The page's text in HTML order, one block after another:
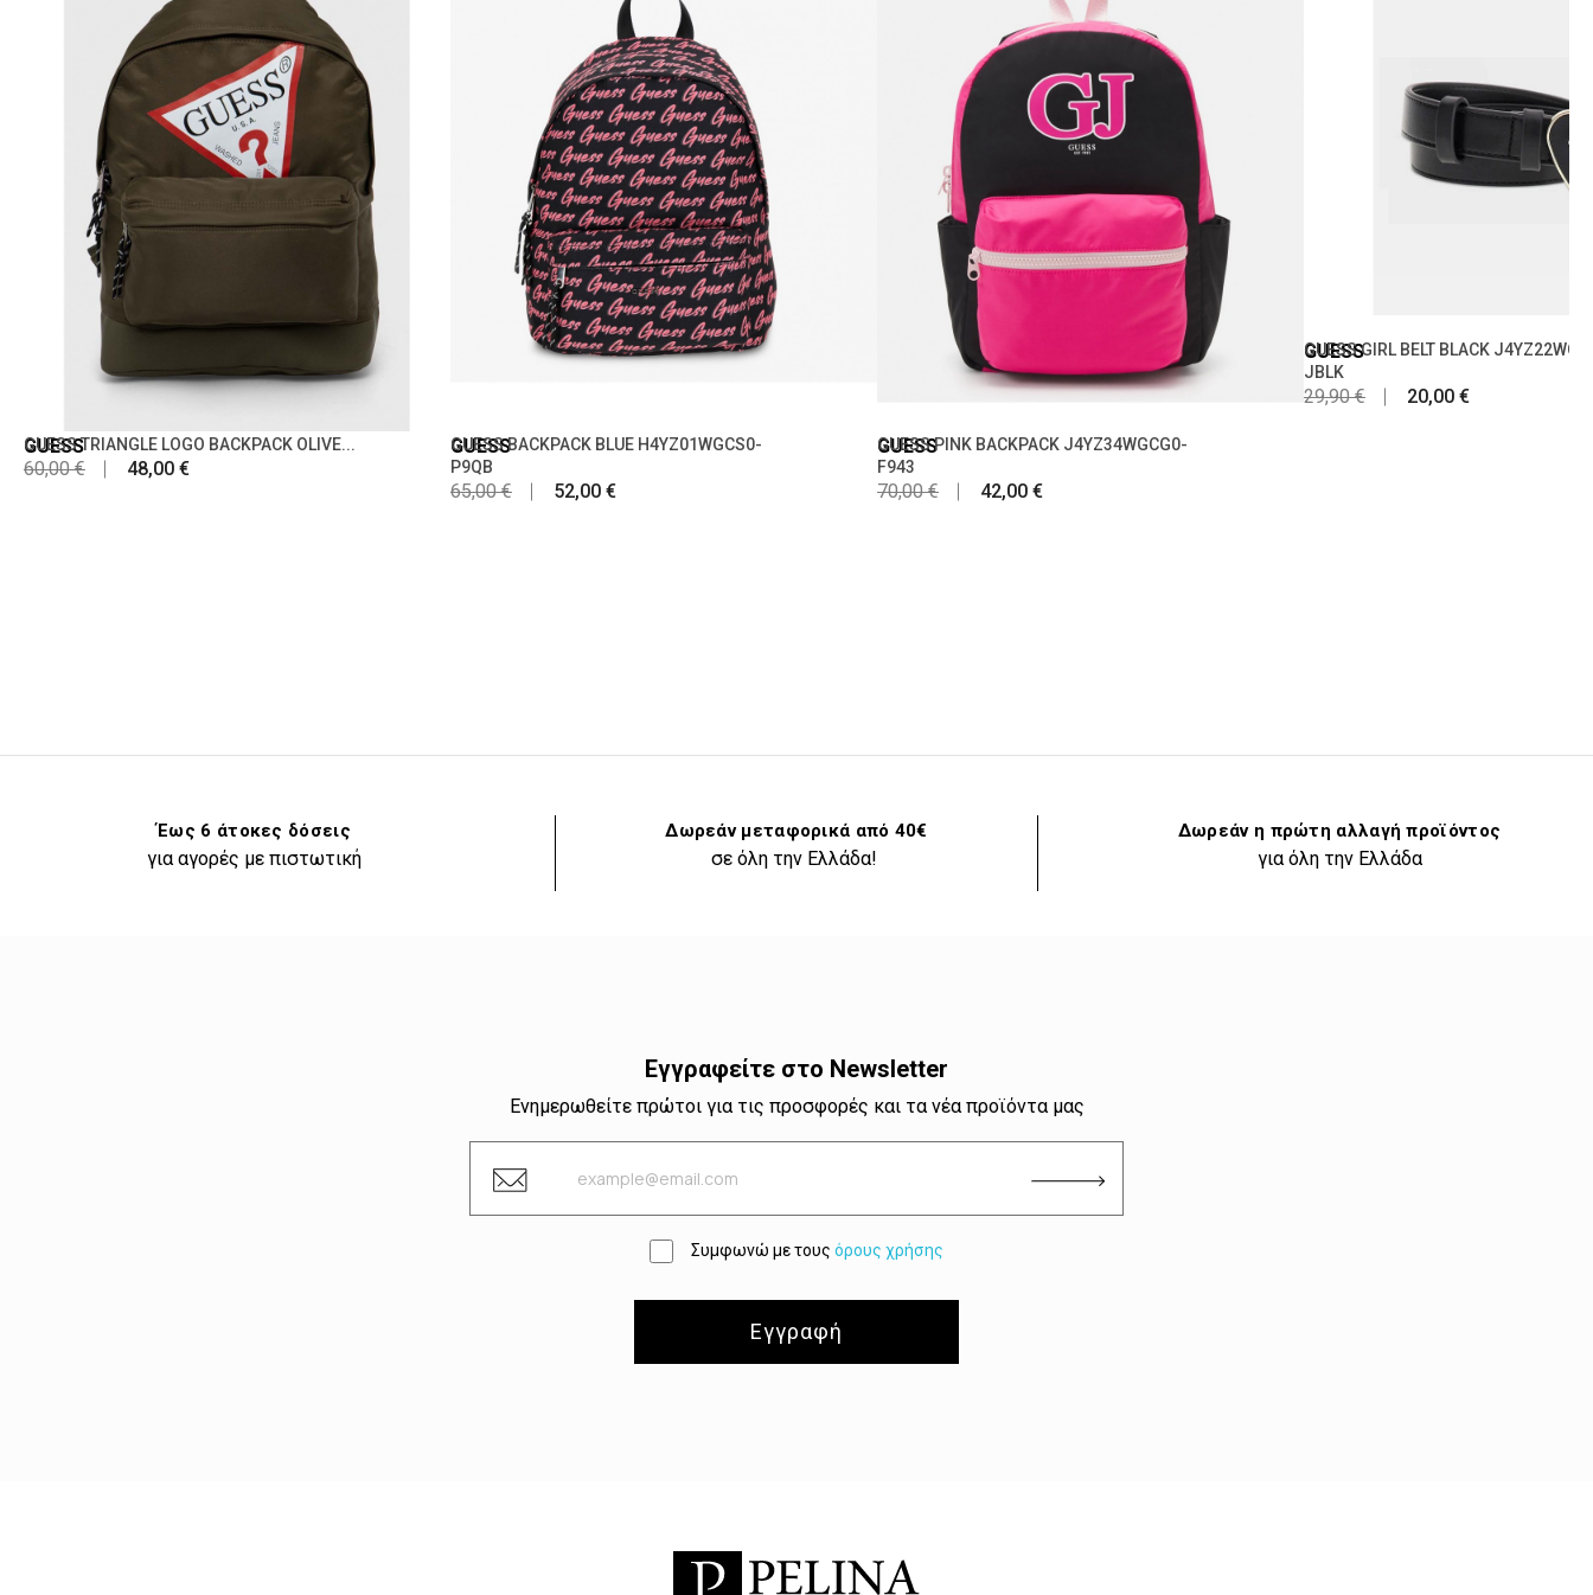
GUESS
GUESS TRIANGLE LOGO BACKPACK OLIVE...
60,00 € 48,00 €
GUESS
GUESS BACKPACK BLUE H4YZ01WGCS0-
P9QB
65,00 € 52,00 €
GUESS
GUESS PINK BACKPACK J4YZ34WGCG0-
F943
70,00 € 42,00 €
GUESS
GUESS GIRL BELT BLACK
JBLK
29,90 € 20,00 €
Έως 6 άτοκες δόσεις
για αγορές με πιστωτική
Δωρεάν μεταφορικά από 40€
σε όλη την Ελλάδα!
Δωρεάν η πρώτη αλλαγή προϊόντος
για όλη την Ελλάδα
Εγγραφείτε στο Newsletter
Ενημερωθείτε πρώτοι για τις προσφορές και τα νέα προϊόντα μας
Συμφωνώ με τους όρους χρήσης
Εγγραφή